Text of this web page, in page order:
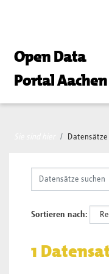
Open Data
Portal Aachen
Datensätze
Sortieren nach
1